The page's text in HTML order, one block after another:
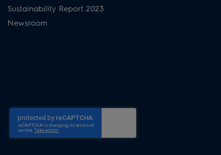
Sustainability Report 2023
Newsroom